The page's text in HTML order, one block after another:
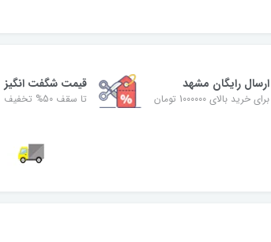
ارسال رایگان مشهد
برای خرید بالای 1000000 تومان
قیمت شگفت‌ انگیز
تا سقف 50% تخفیف